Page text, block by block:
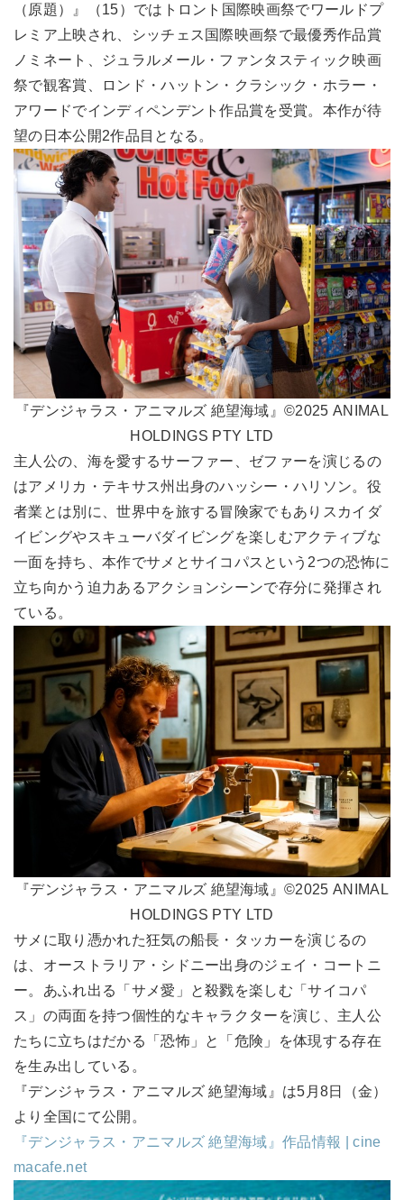
（原題）』（15）ではトロント国際映画祭でワールドプ
レミア上映され、シッチェス国際映画祭で最優秀作品賞
ノミネート、ジュラルメール・ファンタスティック映画
祭で観客賞、ロンド・ハットン・クラシック・ホラー・
アワードでインディペンデント作品賞を受賞。本作が待
望の日本公開2作品目となる。
『デンジャラス・アニマルズ 絶望海域』©2025 ANIMAL
HOLDINGS PTY LTD
主人公の、海を愛するサーファー、ゼファーを演じるの
はアメリカ・テキサス州出身のハッシー・ハリソン。役
者業とは別に、世界中を旅する冒険家でもありスカイダ
イビングやスキューバダイビングを楽しむアクティブな
一面を持ち、本作でサメとサイコパスという2つの恐怖に
立ち向かう迫力あるアクションシーンで存分に発揮され
ている。
『デンジャラス・アニマルズ 絶望海域』©2025 ANIMAL
HOLDINGS PTY LTD
サメに取り憑かれた狂気の船長・タッカーを演じるの
は、オーストラリア・シドニー出身のジェイ・コートニ
ー。あふれ出る「サメ愛」と殺戮を楽しむ「サイコパ
ス」の両面を持つ個性的なキャラクターを演じ、主人公
たちに立ちはだかる「恐怖」と「危険」を体現する存在
を生み出している。
『デンジャラス・アニマルズ 絶望海域』は5月8日（金）
より全国にて公開。
『デンジャラス・アニマルズ 絶望海域』作品情報 | cine
macafe.net